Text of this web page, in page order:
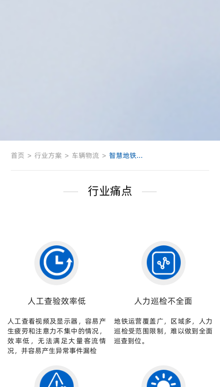
首页 > 行业方案 > 车辆物流 > 智慧地铁解决方案
行业痛点
人工查验效率低
人工查看视频及显示器，容易产
生疲劳和注意力不集中的情况，
效率低，无法满足大量客流情
况，并容易产生异常事件漏检
人力巡检不全面
地铁运营覆盖广，区域多，人力
巡检受范围限制，难以做到全面
巡查到位。